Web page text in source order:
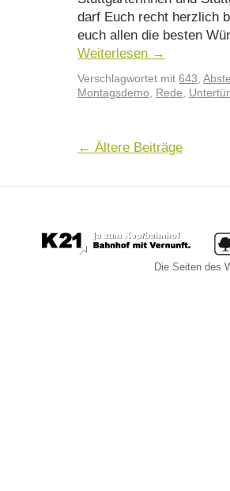
darf Euch recht herzlich
euch allen die besten
Weiterlesen →
Verschlagwortet mit 643,
Montagsdemo, Rede,
← Ältere Beiträge
Die Seiten des